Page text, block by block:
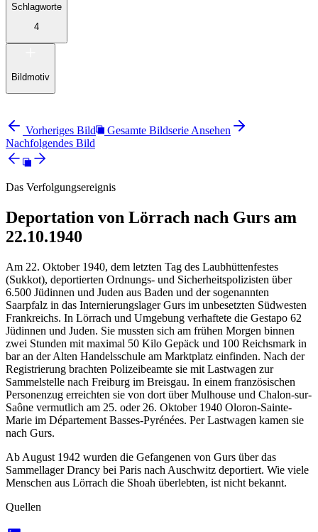
Schlagworte
4
Bildmotiv
Vorheriges Bild
Gesamte Bildserie Ansehen
Nachfolgendes Bild
Das Verfolgungsereignis
Deportation von Lörrach nach Gurs am
22.10.1940
Am 22. Oktober 1940, dem letzten Tag des Laubhüttenfestes
(Sukkot), deportierten Ordnungs- und Sicherheitspolizisten über
6.500 Jüdinnen und Juden aus Baden und der sogenannten
Saarpfalz in das Internierungslager Gurs im unbesetzten Südwesten
Frankreichs. In Lörrach und Umgebung verhaftete die Gestapo 62
Jüdinnen und Juden. Sie mussten sich am frühen Morgen binnen
zwei Stunden mit maximal 50 Kilo Gepäck und 100 Reichsmark in
bar an der Alten Handelsschule am Marktplatz einfinden. Nach der
Registrierung brachten Polizeibeamte sie mit Lastwagen zur
Sammelstelle nach Freiburg im Breisgau. In einem französischen
Personenzug erreichten sie von dort über Mulhouse und Chalon-sur-
Saône vermutlich am 25. oder 26. Oktober 1940 Oloron-Sainte-
Marie im Département Basses-Pyrénées. Per Lastwagen kamen sie
nach Gurs.
Ab August 1942 wurden die Gefangenen von Gurs über das
Sammellager Drancy bei Paris nach Auschwitz deportiert. Wie viele
Menschen aus Lörrach die Shoah überlebten, ist nicht bekannt.
Quellen